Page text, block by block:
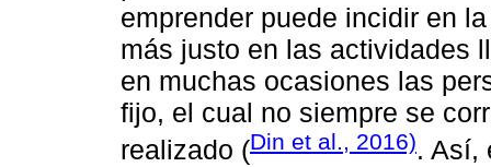
emprender puede incidir en
más justo en las actividades
en muchas ocasiones las
fijo, el cual no siempre se
realizado (Din et al., 2016). Así,